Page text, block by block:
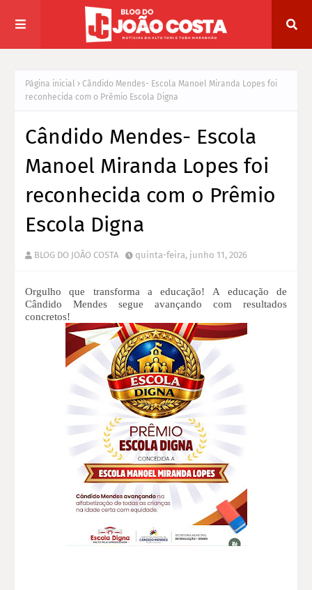
Página inicial
Cândido Mendes- Escola Manoel Miranda Lopes foi
reconhecida com o Prêmio Escola Digna
Cândido Mendes- Escola
Manoel Miranda Lopes foi
reconhecida com o Prêmio
Escola Digna
BLOG DO JOÃO COSTA quinta-feira, junho 11, 2026
Orgulho que transforma a educação! A educação de
Cândido Mendes segue avançando com resultados
concretos!